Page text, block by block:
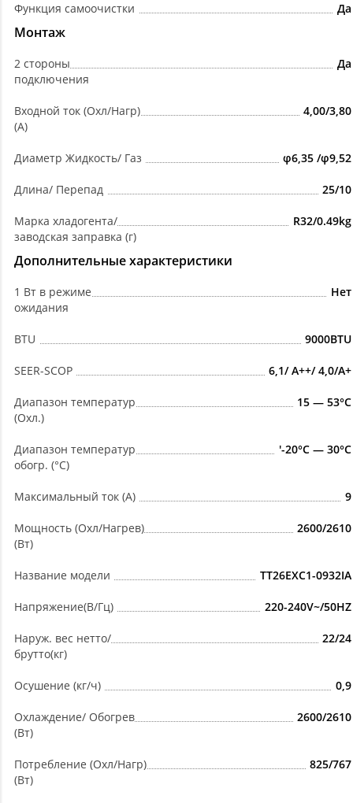
Функция самоочистки Да
Монтаж
2 стороны
подключения
Да
Входной ток (Охл/Нагр)
(А)
4,00/3,80
Диаметр Жидкость/ Газ φ6,35 /φ9,52
Длина/ Перепад 25/10
Марка хладогента/
заводская заправка (г)
R32/0.49kg
Дополнительные характеристики
1 Вт в режиме
ожидания
Нет
BTU 9000BTU
SEER-SCOP 6,1/ A++/ 4,0/A+
Диапазон температур
(Охл.)
15 — 53°C
Диапазон температур
обогр. (°C)
'-20°C — 30°C
Максимальный ток (А) 9
Мощность (Охл/Нагрев)
(Вт)
2600/2610
Название модели TT26EXC1-0932IA
Напряжение(В/Гц) 220-240V~/50HZ
Наруж. вес нетто/
брутто(кг)
22/24
Осушение (кг/ч) 0,9
Охлаждение/ Обогрев
(Вт)
2600/2610
Потребление (Охл/Нагр)
(Вт)
825/767